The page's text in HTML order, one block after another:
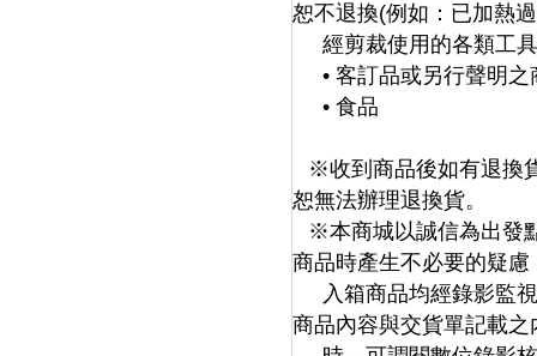
恕不退換(例如：已加熱
經剪裁使用的各類工
• 客訂品或另行聲明
• 食品
※收到商品後如有退換
恕無法辦理退換貨。
※本商城以誠信為出發
商品時產生不必要的疑慮
入箱商品均經錄影監
商品內容與交貨單記載之